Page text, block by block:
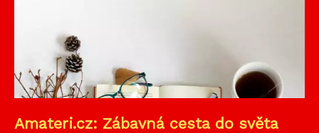
Amateri.cz: Zábavná cesta do světa